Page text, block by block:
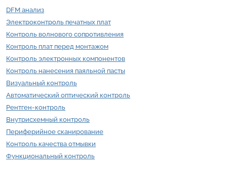
DFM анализ
Электроконтроль печатных плат
Контроль волнового сопротивления
Контроль плат перед монтажом
Контроль электронных компонентов
Контроль нанесения паяльной пасты
Визуальный контроль
Автоматический оптический контроль
Рентген-контроль
Внутрисхемный контроль
Периферийное сканирование
Контроль качества отмывки
Функциональный контроль